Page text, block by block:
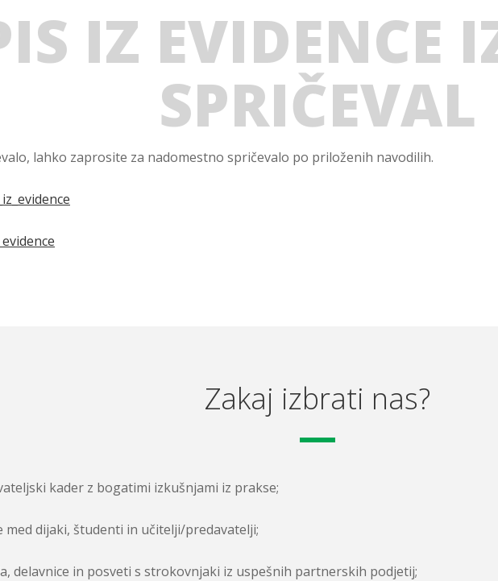
IZ EVIDENCE
SPRIČEVAL
lahko zaprosite za nadomestno spričevalo po priloženih navodilih.
Zakaj izbrati nas?
kader z bogatimi izkušnjami iz prakse;
med dijaki, študenti in učitelji/predavatelji;
delavnice in posveti s strokovnjaki iz uspešnih partnerskih podjetij;